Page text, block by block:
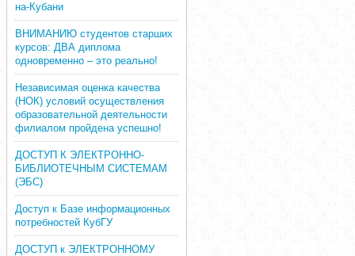
на-Кубани
ВНИМАНИЮ студентов старших
курсов: ДВА диплома
одновременно – это реально!
Независимая оценка качества
(НОК) условий осуществления
образовательной деятельности
филиалом пройдена успешно!
ДОСТУП К ЭЛЕКТРОННО-
БИБЛИОТЕЧНЫМ СИСТЕМАМ
(ЭБС)
Доступ к Базе информационных
потребностей КубГУ
ДОСТУП к ЭЛЕКТРОННОМУ